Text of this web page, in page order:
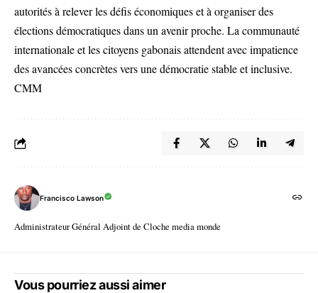
autorités à relever les défis économiques et à organiser des
élections démocratiques dans un avenir proche. La communauté
internationale et les citoyens gabonais attendent avec impatience
des avancées concrètes vers une démocratie stable et inclusive.
CMM
Francisco Lawson
Administrateur Général Adjoint de Cloche media monde
Vous pourriez aussi aimer